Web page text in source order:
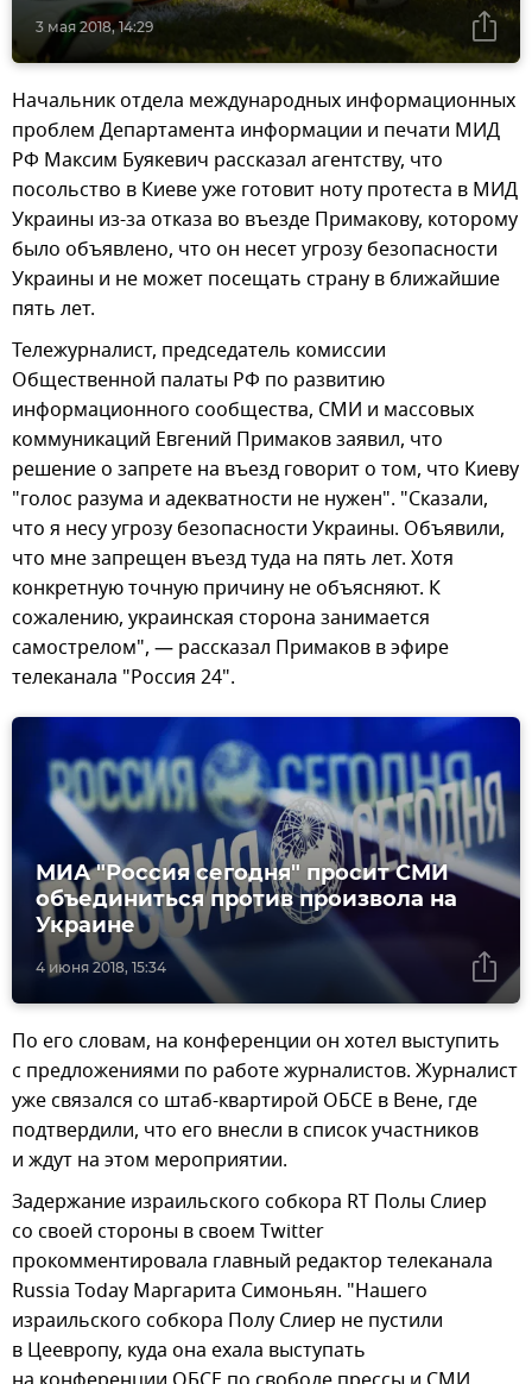
3 мая 2018, 14:29
Начальник отдела международных информационных
проблем Департамента информации и печати МИД
РФ Максим Буякевич рассказал агентству, что
посольство в Киеве уже готовит ноту протеста в МИД
Украины из-за отказа во въезде Примакову, которому
было объявлено, что он несет угрозу безопасности
Украины и не может посещать страну в ближайшие
пять лет.
Тележурналист, председатель комиссии
Общественной палаты РФ по развитию
информационного сообщества, СМИ и массовых
коммуникаций Евгений Примаков заявил, что
решение о запрете на въезд говорит о том, что Киеву
"голос разума и адекватности не нужен". "Сказали,
что я несу угрозу безопасности Украины. Объявили,
что мне запрещен въезд туда на пять лет. Хотя
конкретную точную причину не объясняют. К
сожалению, украинская сторона занимается
самострелом", — рассказал Примаков в эфире
телеканала "Россия 24".
4 июня 2018, 15:34
МИА "Россия сегодня" просит СМИ
объединиться против произвола на
Украине
По его словам, на конференции он хотел выступить
с предложениями по работе журналистов. Журналист
уже связался со штаб-квартирой ОБСЕ в Вене, где
подтвердили, что его внесли в список участников
и ждут на этом мероприятии.
Задержание израильского собкора RT Полы Слиер
со своей стороны в своем Twitter
прокомментировала главный редактор телеканала
Russia Today Маргарита Симоньян. "Нашего
израильского собкора Полу Слиер не пустили
в Цеевропу, куда она ехала выступать